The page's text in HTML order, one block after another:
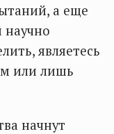
а еще
являетесь
или лишь
начнут